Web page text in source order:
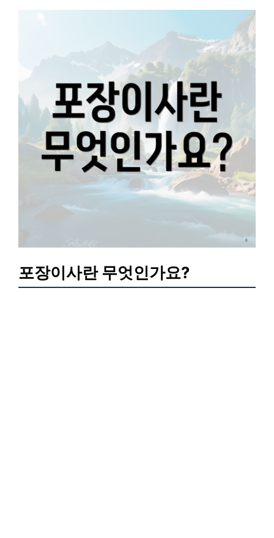
포장이사란 무엇인가요?